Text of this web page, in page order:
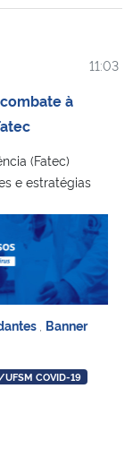
11:03
à
(Fatec)
e estratégias
Banner
COVID-19